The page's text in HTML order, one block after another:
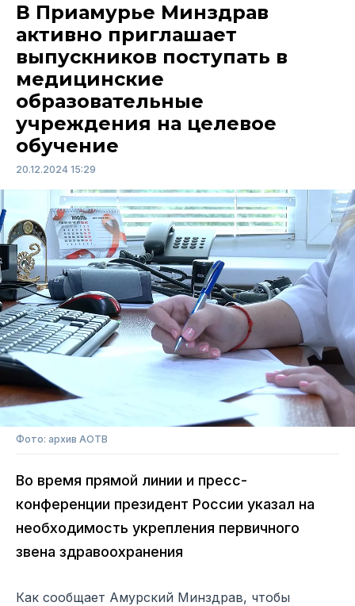
В Приамурье Минздрав
активно приглашает
выпускников поступать в
медицинские
образовательные
учреждения на целевое
обучение
20.12.2024 15:29
Фото: архив АОТВ
Во время прямой линии и пресс-
конференции президент России указал на
необходимость укрепления первичного
звена здравоохранения
Как сообщает Амурский Минздрав, чтобы